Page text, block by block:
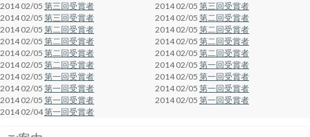
2014 02/05 第三回受賞者 2014 02/05 第三回受賞者
2014 02/05 第三回受賞者 2014 02/05 第二回受賞者
2014 02/05 第二回受賞者 2014 02/05 第二回受賞者
2014 02/05 第二回受賞者 2014 02/05 第二回受賞者
2014 02/05 第二回受賞者 2014 02/05 第二回受賞者
2014 02/05 第二回受賞者 2014 02/05 第一回受賞者
2014 02/05 第一回受賞者 2014 02/05 第一回受賞者
2014 02/05 第一回受賞者 2014 02/05 第一回受賞者
2014 02/05 第一回受賞者 2014 02/05 第一回受賞者
2014 02/04第一回受賞者